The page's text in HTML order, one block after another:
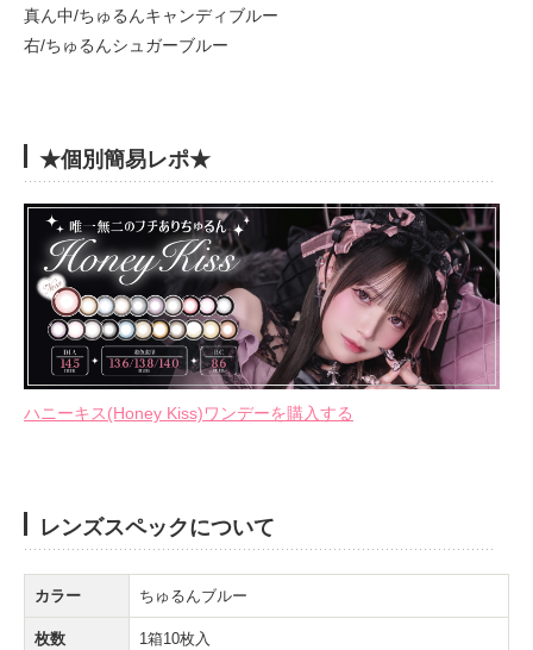
真ん中/ちゅるんキャンディブルー
右/ちゅるんシュガーブルー
★個別簡易レポ★
ハニーキス(Honey Kiss)ワンデーを購入する
レンズスペックについて
カラー ちゅるんブルー
枚数 1箱10枚入